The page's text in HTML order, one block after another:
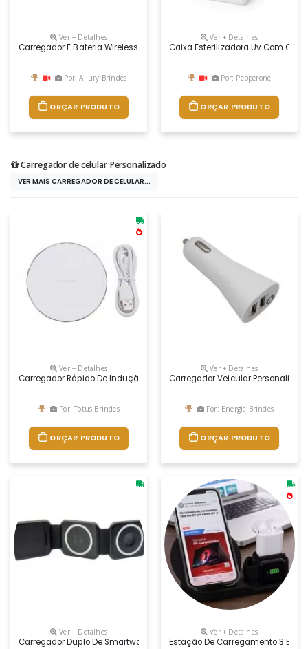
Ver + Detalhes
Carregador E Bateria Wireless Fast. Abs Com Ótimo Acabamento
Por: Allury Brindes
ORÇAR PRODUTO
Ver + Detalhes
Caixa Esterilizadora Uv Com
Por: Pepperone
ORÇAR PRODUTO
Carregador de celular Personalizado
VER MAIS CARREGADOR DE CELULAR...
Ver + Detalhes
Carregador Rápido De Indução Redondo
Por: Totus Brindes
ORÇAR PRODUTO
Ver + Detalhes
Carregador Veicular
Por: Energia Brindes
ORÇAR PRODUTO
Ver + Detalhes
Carregador Duplo De Smartwatch E Celular, Possui Compartimento
Ver + Detalhes
Estação De Carregamento 3 Em 1